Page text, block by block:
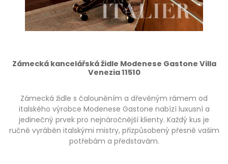
Zámecká kancelářská židle Modenese Gastone Villa
Venezia 11510
Zámecká židle s čalouněním a dřevěným rámem od
italského výrobce Modenese Gastone nabízí luxusní a
jedinečný prvek pro nejnáročnější klienty. Každý kus je
ručně vyráběn italskými mistry, přizpůsobený přesně vašim
potřebám a představám.